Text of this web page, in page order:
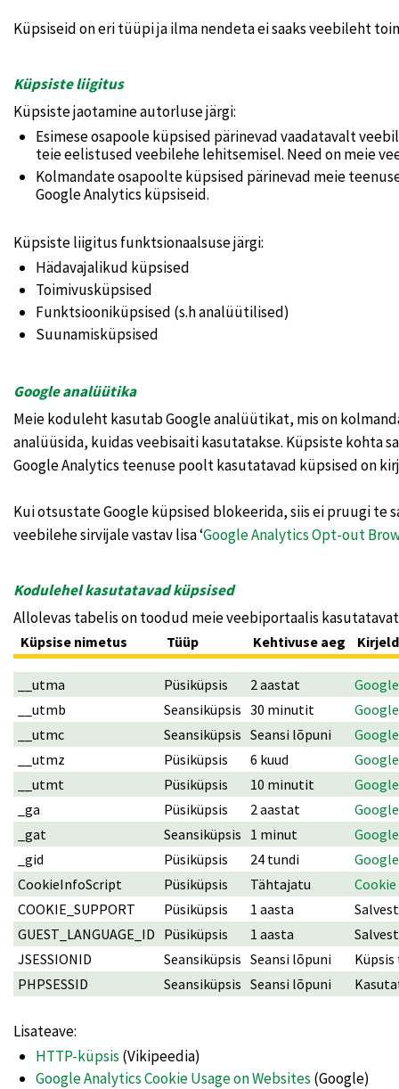
Küpsiseid on eri tüüpi ja ilma nendeta ei saaks veebileht
Küpsiste liigitus
Küpsiste jaotamine autorluse järgi:
Esimese osapoole küpsised pärinevad vaadatavalt
teie eelistused veebilehe lehitsemisel. Need on meie
Kolmandate osapoolte küpsised pärinevad meie
Google Analytics küpsiseid.
Küpsiste liigitus funktsionaalsuse järgi:
Hädavajalikud küpsised
Toimivusküpsised
Funktsiooniküpsised (s.h analüütilised)
Suunamisküpsised
Google analüütika
Meie koduleht kasutab Google analüütikat, mis on
analüüsida, kuidas veebisaiti kasutatakse. Küpsiste kohta
Google Analytics teenuse poolt kasutatavad küpsised on
Kui otsustate Google küpsised blokeerida, siis ei pruugi te
veebilehe sirvijale vastav lisa ‘Google Analytics Opt-out
Kodulehel kasutatavad küpsised
Allolevas tabelis on toodud meie veebiportaalis
Küpsise nimetus Tüüp Kehtivuse aeg
__utma Püsiküpsis 2 aastat
__utmb
Seansiküpsis 30 minutit
__utmc
Seansiküpsis Seansi lõpuni
__utmz
Püsiküpsis 6 kuud
__utmt
Püsiküpsis 10 minutit
_ga
Püsiküpsis 2 aastat
_gat
Seansiküpsis 1 minut
_gid
Püsiküpsis 24 tundi
CookieInfoScript
Püsiküpsis Tähtajatu
COOKIE_SUPPORT
Püsiküpsis 1 aasta
GUEST_LANGUAGE_ID Püsiküpsis 1 aasta
JSESSIONID
Seansiküpsis Seansi lõpuni
PHPSESSID
Seansiküpsis Seansi lõpuni
Lisateave:
HTTP-küpsis (Vikipeedia)
Google Analytics Cookie Usage on Websites (Google)